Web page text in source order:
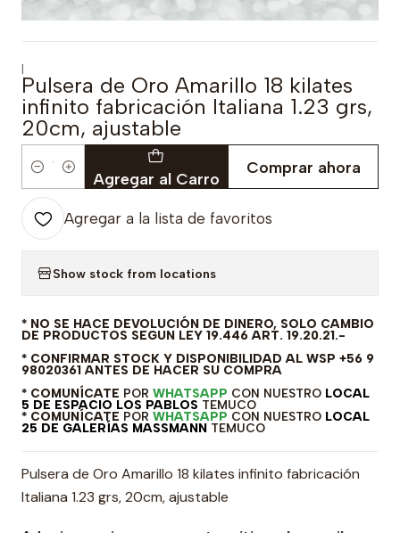
|
Pulsera de Oro Amarillo 18 kilates
infinito fabricación Italiana 1.23 grs,
20cm, ajustable
Cantidad Agregar al Carro
Comprar ahora
Agregar a la lista de favoritos
Show stock from locations
* NO SE HACE DEVOLUCIÓN DE DINERO, SOLO CAMBIO
DE PRODUCTOS SEGUN LEY 19.446 ART. 19.20.21.-
* CONFIRMAR STOCK Y DISPONIBILIDAD AL WSP +56 9
98020361 ANTES DE HACER SU COMPRA
* COMUNÍCATE POR WHATSAPP CON NUESTRO LOCAL
5 DE ESPACIO LOS PABLOS TEMUCO
* COMUNÍCATE POR WHATSAPP CON NUESTRO LOCAL
25 DE GALERÍAS MASSMANN TEMUCO
Pulsera de Oro Amarillo 18 kilates infinito fabricación
Italiana 1.23 grs, 20cm, ajustable